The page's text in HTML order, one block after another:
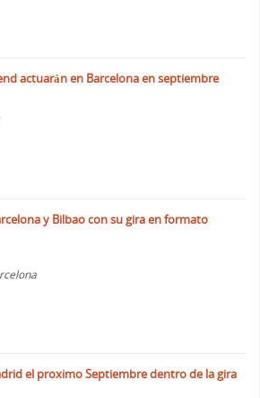
actuarán en Barcelona en septiembre
y Bilbao con su gira en formato
el proximo Septiembre dentro de la gira